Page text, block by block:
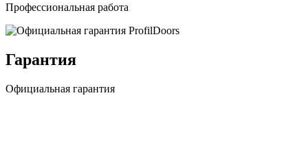
Профессиональная работа
Гарантия
Официальная гарантия